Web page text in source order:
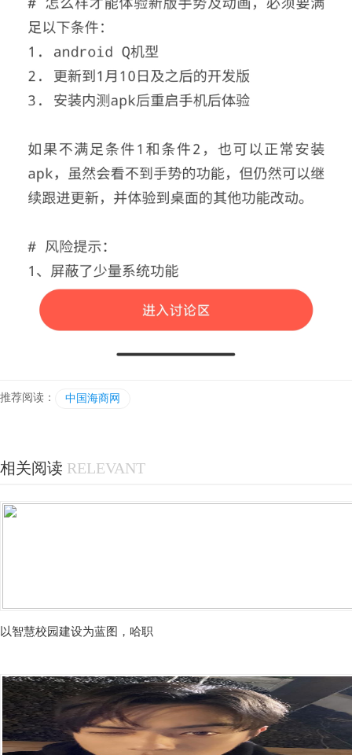
推荐阅读： 中国海商网
相关阅读 RELEVANT
以智慧校园建设为蓝图，哈职